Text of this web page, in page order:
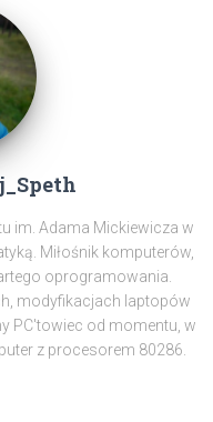
im. Adama Mickiewicza w
Miłośnik komputerów,
oprogramowania.
modyfikacjach laptopów
PC'towiec od momentu, w
z procesorem 80286.